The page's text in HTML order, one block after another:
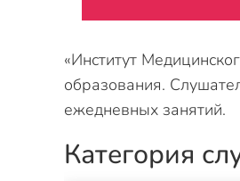
«Институт
образования.
ежедневных занятий.
Категория